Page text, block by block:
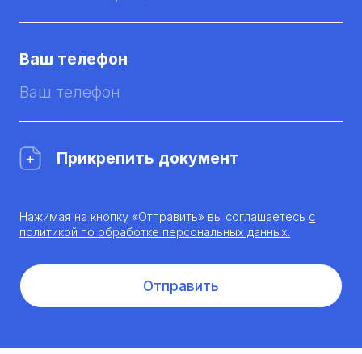
Ваш телефон
Прикрепить документ
Отправить
Нажимая на кнопку «Отправить» вы соглашаетесь с
политикой по обработке персональных данных.